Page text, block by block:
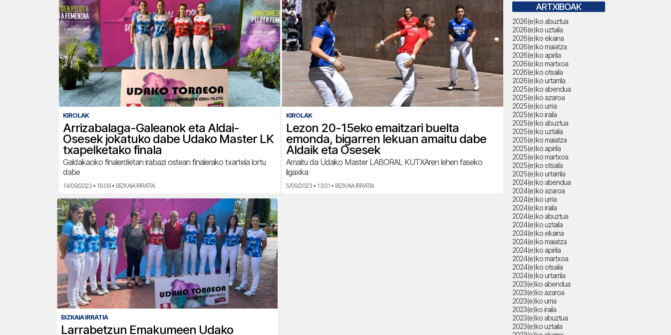
KIROLAK
Arrizabalaga-Galeanok eta Aldai-
Osesek jokatuko dabe Udako Master LK
txapelketako finala
Galdakaoko finalerdietan irabazi ostean finalerako txartela lortu
dabe
14/09/2023 • 16:09 • BIZKAIA IRRATIA
KIROLAK
Lezon 20-15eko emaitzari buelta
emonda, bigarren lekuan amaitu dabe
Aldaik eta Osesek
Amaitu da Udako Master LABORAL KUTXAren lehen faseko
ligaxka
5/09/2023 • 13:01 • BIZKAIA IRRATIA
BIZKAIA IRRATIA
Larrabetzun Emakumeen Udako
ARTXIBOAK
2026(e)ko abuztua
2026(e)ko uztaila
2026(e)ko ekaina
2026(e)ko maiatza
2026(e)ko apirila
2026(e)ko martxoa
2026(e)ko otsaila
2026(e)ko urtarrila
2025(e)ko abendua
2025(e)ko azaroa
2025(e)ko urria
2025(e)ko iraila
2025(e)ko abuztua
2025(e)ko uztaila
2025(e)ko maiatza
2025(e)ko apirila
2025(e)ko martxoa
2025(e)ko otsaila
2025(e)ko urtarrila
2024(e)ko abendua
2024(e)ko azaroa
2024(e)ko urria
2024(e)ko iraila
2024(e)ko abuztua
2024(e)ko uztaila
2024(e)ko ekaina
2024(e)ko maiatza
2024(e)ko apirila
2024(e)ko martxoa
2024(e)ko otsaila
2024(e)ko urtarrila
2023(e)ko abendua
2023(e)ko azaroa
2023(e)ko urria
2023(e)ko iraila
2023(e)ko abuztua
2023(e)ko uztaila